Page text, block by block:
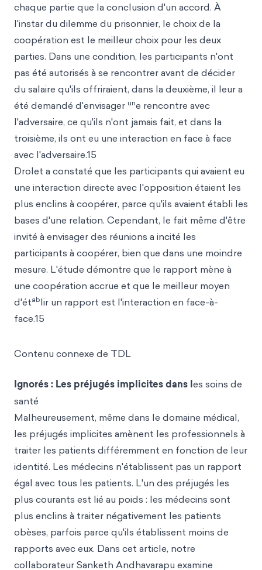
chaque partie que la conclusion d'un accord. À
l'instar du dilemme du prisonnier, le choix de la
coopération est le meilleur choix pour les deux
parties. Dans une condition, les participants n'ont
pas été autorisés à se rencontrer avant de décider
du salaire qu'ils offriraient, dans la deuxième, il leur a
été demandé d'envisager une rencontre avec
l'adversaire, ce qu'ils n'ont jamais fait, et dans la
troisième, ils ont eu une interaction en face à face
avec l'adversaire.15
Drolet a constaté que les participants qui avaient eu
une interaction directe avec l'opposition étaient les
plus enclins à coopérer, parce qu'ils avaient établi les
bases d'une relation. Cependant, le fait même d'être
invité à envisager des réunions a incité les
participants à coopérer, bien que dans une moindre
mesure. L'étude démontre que le rapport mène à
une coopération accrue et que le meilleur moyen
d'établir un rapport est l'interaction en face-à-
face.15
Contenu connexe de TDL
Ignorés : Les préjugés implicites dans les soins de
santé
Malheureusement, même dans le domaine médical,
les préjugés implicites amènent les professionnels à
traiter les patients différemment en fonction de leur
identité. Les médecins n'établissent pas un rapport
égal avec tous les patients. L'un des préjugés les
plus courants est lié au poids : les médecins sont
plus enclins à traiter négativement les patients
obèses, parfois parce qu'ils établissent moins de
rapports avec eux. Dans cet article, notre
collaborateur Sanketh Andhavarapu examine